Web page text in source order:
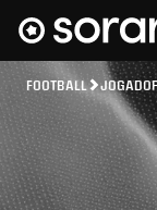
FOOTBALL